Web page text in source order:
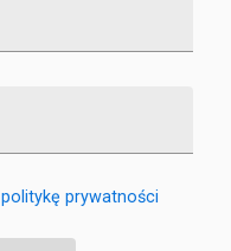
politykę prywatności